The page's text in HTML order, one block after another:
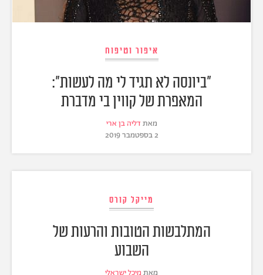
איפור וטיפוח
"ביונסה לא תגיד לי מה לעשות":
המאפרת של קווין בי מדברת
מאת דליה בן ארי
2 בספטמבר 2019
מייקל קורס
המתלבשות הטובות והרעות של
השבוע